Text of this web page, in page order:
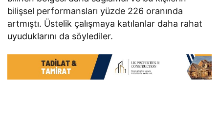
bilişsel performansları yüzde 226 oranında
artmıştı. Üstelik çalışmaya katılanlar daha rahat
uyuduklarını da söylediler.